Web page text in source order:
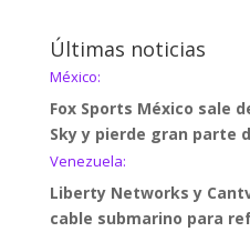
Últimas noticias
México:
Fox Sports México sale
Sky y pierde gran parte
Venezuela:
Liberty Networks y
cable submarino para